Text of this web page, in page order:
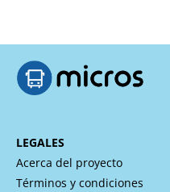
LEGALES
Acerca del proyecto
Términos y condiciones